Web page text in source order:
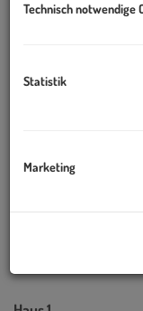
Das Objekt besteht
Technisch notwendige
Statistik
Marketing